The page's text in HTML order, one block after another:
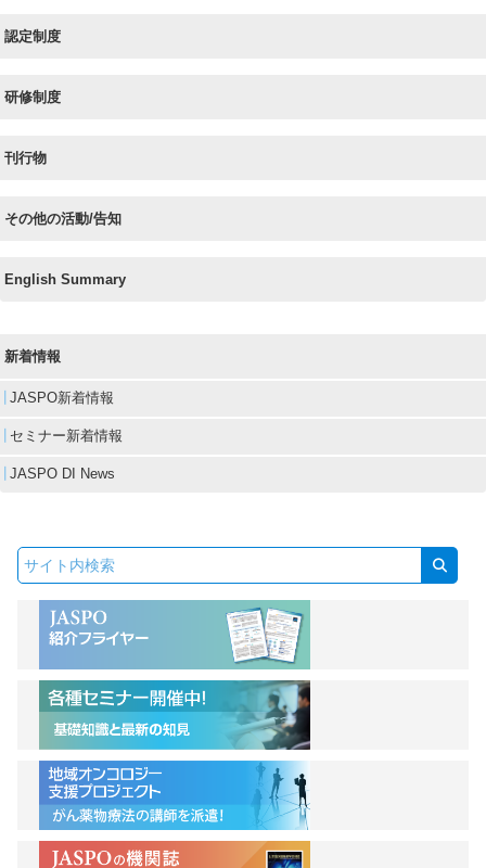
認定制度
研修制度
刊行物
その他の活動/告知
English Summary
新着情報
JASPO新着情報
セミナー新着情報
JASPO DI News